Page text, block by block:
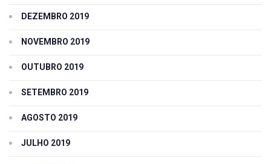
DEZEMBRO 2019
NOVEMBRO 2019
OUTUBRO 2019
SETEMBRO 2019
AGOSTO 2019
JULHO 2019